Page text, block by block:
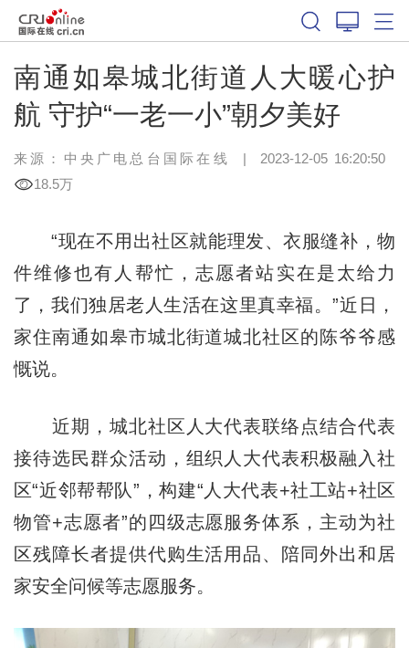
南通如皋城北街道人大暖心护
航 守护“一老一小”朝夕美好
来源：中央广电总台国际在线 | 2023-12-05 16:20:50
18.5万
“现在不用出社区就能理发、衣服缝补，物
件维修也有人帮忙，志愿者站实在是太给力
了，我们独居老人生活在这里真幸福。”近日，
家住南通如皋市城北街道城北社区的陈爷爷感
慨说。
近期，城北社区人大代表联络点结合代表
接待选民群众活动，组织人大代表积极融入社
区“近邻帮帮队”，构建“人大代表+社工站+社区
物管+志愿者”的四级志愿服务体系，主动为社
区残障长者提供代购生活用品、陪同外出和居
家安全问候等志愿服务。